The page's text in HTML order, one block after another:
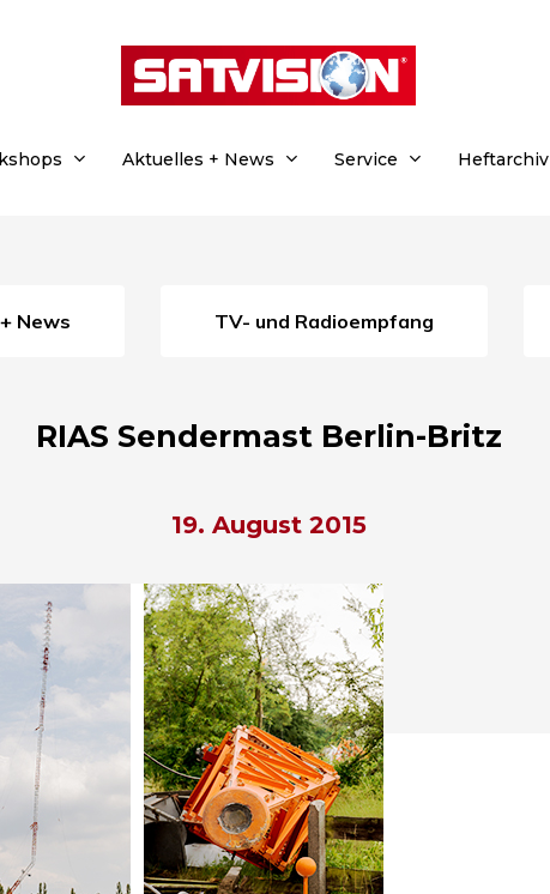
Aktuelles + News Service Heftarchiv
News TV- und Radioempfang
RIAS Sendermast Berlin-Britz
19. August 2015